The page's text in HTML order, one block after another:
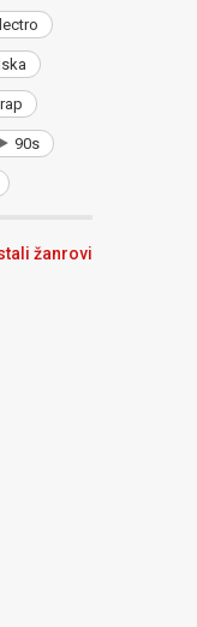
rap
90s
žanrovi